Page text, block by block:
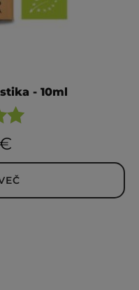
- 10ml